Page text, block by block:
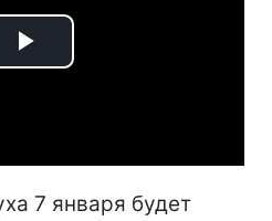
Play
7 января будет